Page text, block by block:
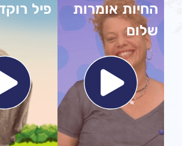
החיות אומרות
שלום
פיל